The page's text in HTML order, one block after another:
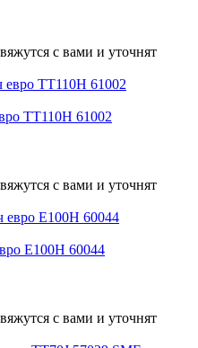
с вами и уточнят
TT110H 61002
с вами и уточнят
E100H 60044
с вами и уточнят